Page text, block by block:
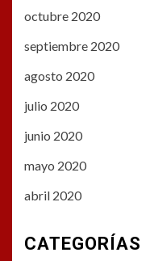
octubre 2020
septiembre 2020
agosto 2020
julio 2020
junio 2020
mayo 2020
abril 2020
CATEGORÍAS